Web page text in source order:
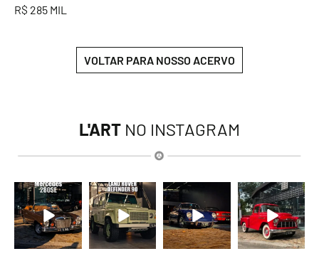
R$ 285 MIL
VOLTAR PARA NOSSO ACERVO
L'ART NO INSTAGRAM
lart.br
Ago 9
lart.br
Ago 9
lart.br
Ago 9
lart.br
Ago 9